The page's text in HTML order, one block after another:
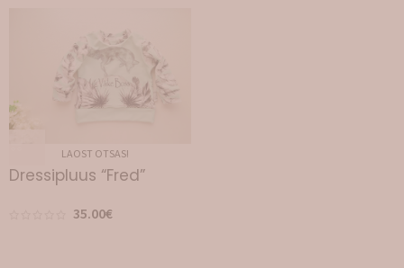
LAOST OTSAS!
Dressipluus “Fred”
35.00€